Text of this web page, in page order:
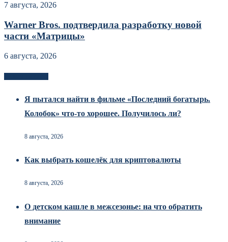
7 августа, 2026
Warner Bros. подтвердила разработку новой
части «Матрицы»
6 августа, 2026
Я пытался найти в фильме «Последний богатырь.
Колобок» что-то хорошее. Получилось ли?
8 августа, 2026
Как выбрать кошелёк для криптовалюты
8 августа, 2026
О детском кашле в межсезонье: на что обратить
внимание